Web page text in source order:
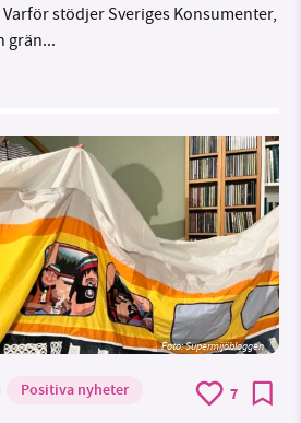
Varför stödjer Sveriges Konsumenter,
grän...
Foto: Supermijöbloggen
Positiva nyheter 7